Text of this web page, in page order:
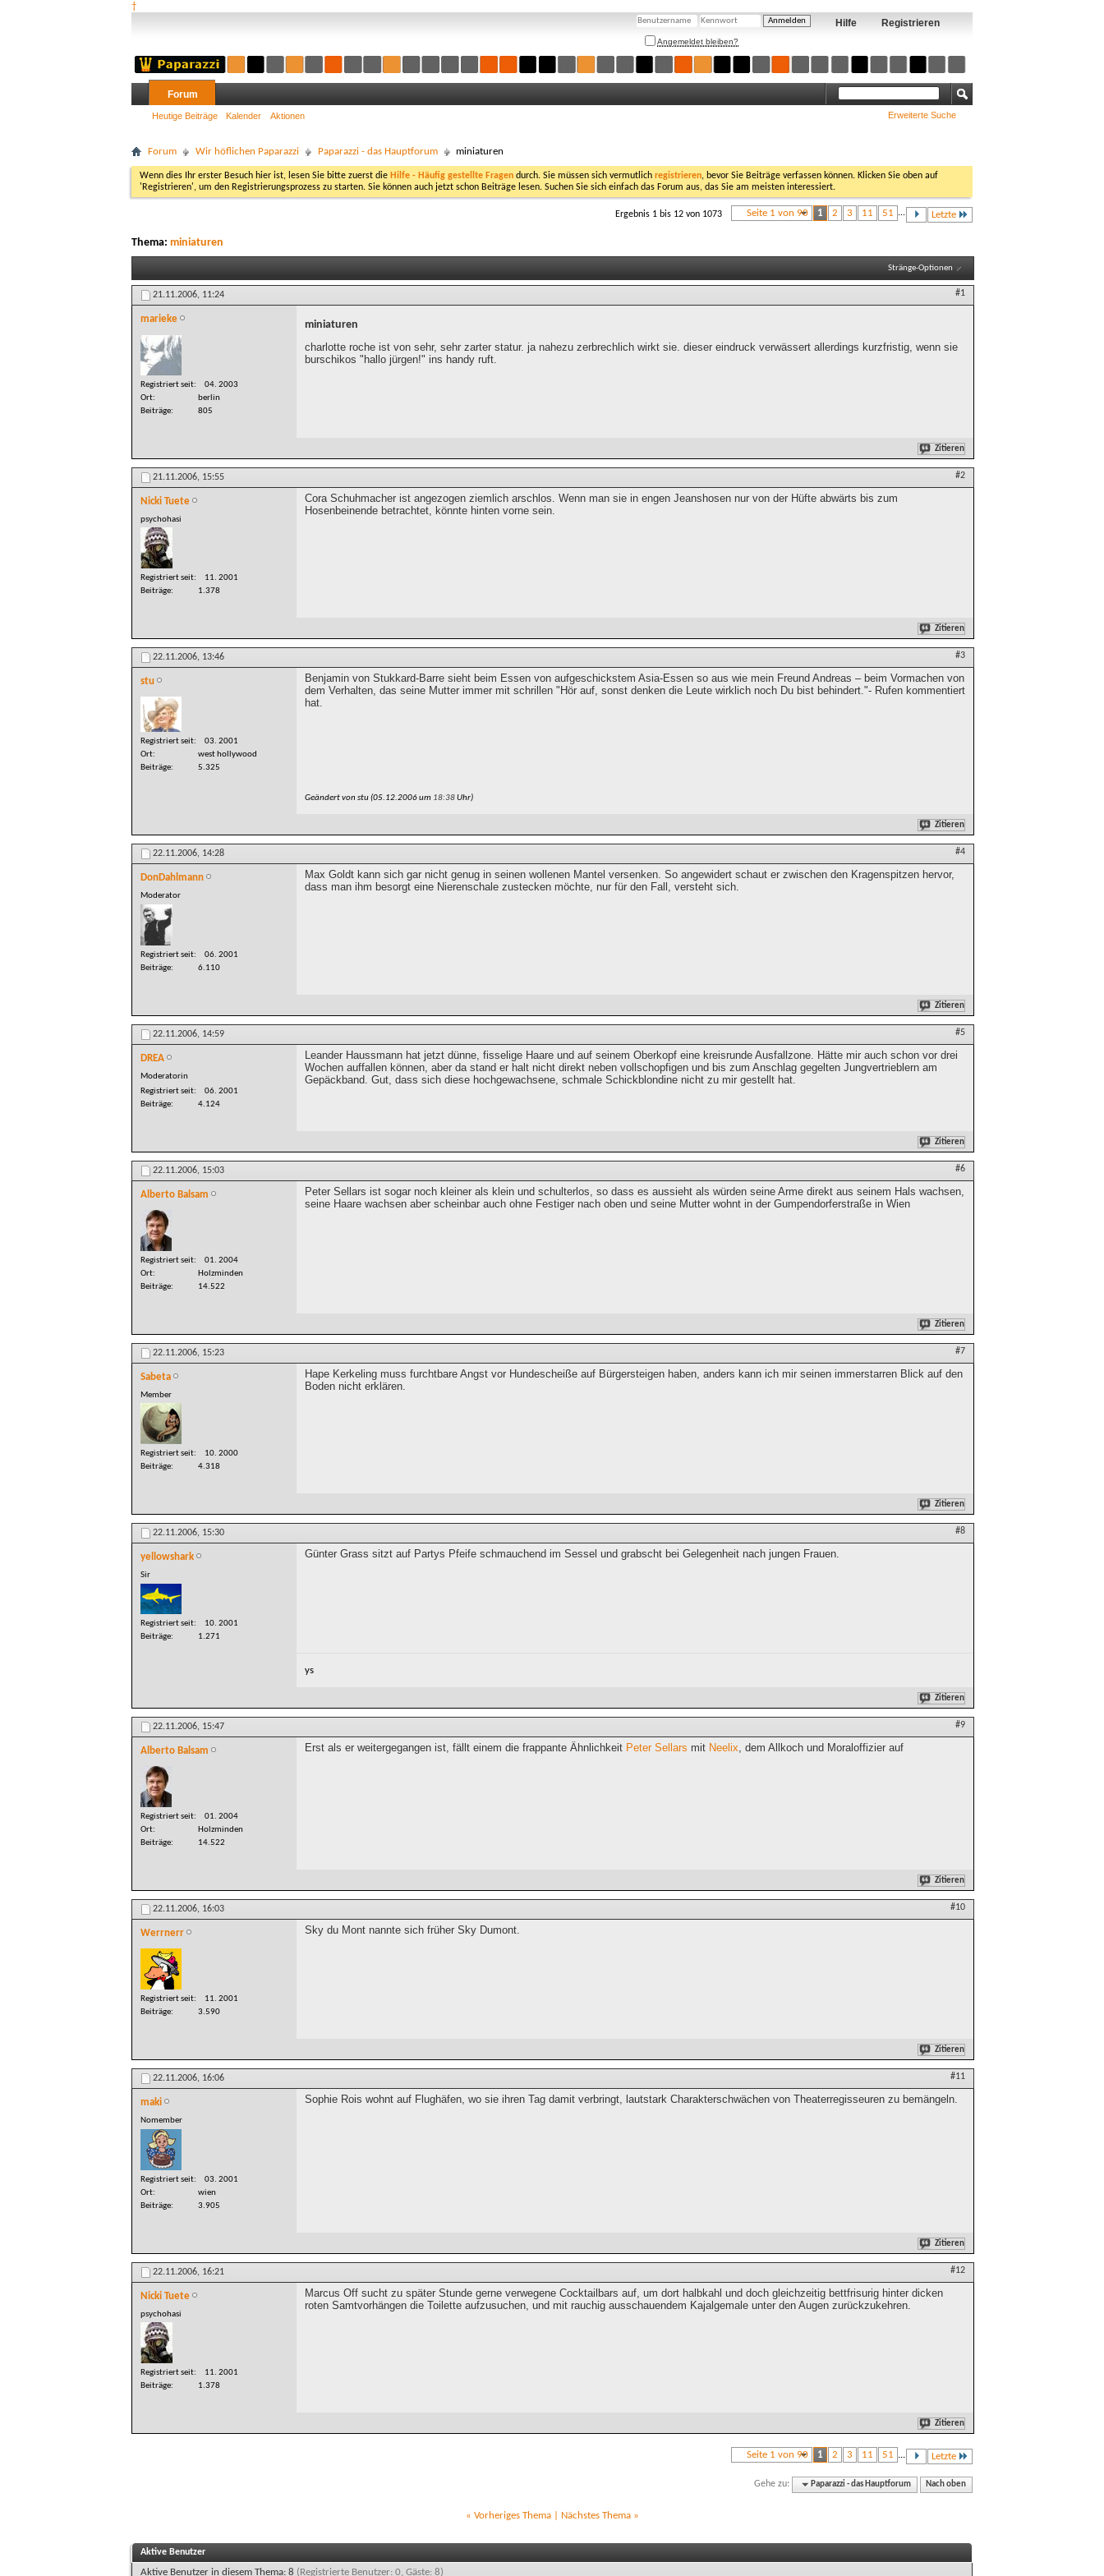
†
Registrieren
Hilfe
Angemeldet bleiben?
Forum
Heutige Beiträge Kalender Aktionen Erweiterte Suche
Forum Wir höflichen Paparazzi Paparazzi - das Hauptforum miniaturen
Wenn dies Ihr erster Besuch hier ist, lesen Sie bitte zuerst die Hilfe - Häufig gestellte Fragen durch. Sie müssen sich vermutlich registrieren, bevor Sie Beiträge verfassen können. Klicken Sie oben auf
'Registrieren', um den Registrierungsprozess zu starten. Sie können auch jetzt schon Beiträge lesen. Suchen Sie sich einfach das Forum aus, das Sie am meisten interessiert.
Seite 1 von 90 1 2 3 11 51 ... Letzte
Ergebnis 1 bis 12 von 1073
Thema: miniaturen
Stränge-Optionen
21.11.2006, 11:24 #1
marieke
Registriert seit
04. 2003
Ort
berlin
Beiträge
805
miniaturen
charlotte roche ist von sehr, sehr zarter statur. ja nahezu zerbrechlich wirkt sie. dieser eindruck verwässert allerdings kurzfristig, wenn sie
burschikos "hallo jürgen!" ins handy ruft.
Zitieren
21.11.2006, 15:55 #2
Nicki Tuete
psychohasi
Registriert seit
11. 2001
Beiträge
1.378
Cora Schuhmacher ist angezogen ziemlich arschlos. Wenn man sie in engen Jeanshosen nur von der Hüfte abwärts bis zum
Hosenbeinende betrachtet, könnte hinten vorne sein.
Zitieren
22.11.2006, 13:46 #3
stu
Registriert seit
03. 2001
Ort
west hollywood
Beiträge
5.325
Benjamin von Stukkard-Barre sieht beim Essen von aufgeschickstem Asia-Essen so aus wie mein Freund Andreas – beim Vormachen von
dem Verhalten, das seine Mutter immer mit schrillen "Hör auf, sonst denken die Leute wirklich noch Du bist behindert."- Rufen kommentiert
hat.
Geändert von stu (05.12.2006 um 18:38Uhr)
Zitieren
22.11.2006, 14:28 #4
DonDahlmann
Moderator
Registriert seit
06. 2001
Beiträge
6.110
Max Goldt kann sich gar nicht genug in seinen wollenen Mantel versenken. So angewidert schaut er zwischen den Kragenspitzen hervor,
dass man ihm besorgt eine Nierenschale zustecken möchte, nur für den Fall, versteht sich.
Zitieren
22.11.2006, 14:59 #5
DREA
Moderatorin
Registriert seit
06. 2001
Beiträge
4.124
Leander Haussmann hat jetzt dünne, fisselige Haare und auf seinem Oberkopf eine kreisrunde Ausfallzone. Hätte mir auch schon vor drei
Wochen auffallen können, aber da stand er halt nicht direkt neben vollschopfigen und bis zum Anschlag gegelten Jungvertrieblern am
Gepäckband. Gut, dass sich diese hochgewachsene, schmale Schickblondine nicht zu mir gestellt hat.
Zitieren
22.11.2006, 15:03 #6
Alberto Balsam
Registriert seit
01. 2004
Ort
Holzminden
Beiträge
14.522
Peter Sellars ist sogar noch kleiner als klein und schulterlos, so dass es aussieht als würden seine Arme direkt aus seinem Hals wachsen,
seine Haare wachsen aber scheinbar auch ohne Festiger nach oben und seine Mutter wohnt in der Gumpendorferstraße in Wien
Zitieren
22.11.2006, 15:23 #7
Sabeta
Member
Registriert seit
10. 2000
Beiträge
4.318
Hape Kerkeling muss furchtbare Angst vor Hundescheiße auf Bürgersteigen haben, anders kann ich mir seinen immerstarren Blick auf den
Boden nicht erklären.
Zitieren
22.11.2006, 15:30 #8
yellowshark
Sir
Registriert seit
10. 2001
Beiträge
1.271
Günter Grass sitzt auf Partys Pfeife schmauchend im Sessel und grabscht bei Gelegenheit nach jungen Frauen.
ys
Zitieren
22.11.2006, 15:47 #9
Alberto Balsam
Registriert seit
01. 2004
Ort
Holzminden
Beiträge
14.522
Erst als er weitergegangen ist, fällt einem die frappante Ähnlichkeit Peter Sellars mit Neelix , dem Allkoch und Moraloffizier auf
Zitieren
22.11.2006, 16:03 #10
Werrnerr
Registriert seit
11. 2001
Beiträge
3.590
Sky du Mont nannte sich früher Sky Dumont.
Zitieren
22.11.2006, 16:06 #11
maki
Nomember
Registriert seit
03. 2001
Ort
wien
Beiträge
3.905
Sophie Rois wohnt auf Flughäfen, wo sie ihren Tag damit verbringt, lautstark Charakterschwächen von Theaterregisseuren zu bemängeln.
Zitieren
22.11.2006, 16:21 #12
Nicki Tuete
psychohasi
Registriert seit
11. 2001
Beiträge
1.378
Marcus Off sucht zu später Stunde gerne verwegene Cocktailbars auf, um dort halbkahl und doch gleichzeitig bettfrisurig hinter dicken
roten Samtvorhängen die Toilette aufzusuchen, und mit rauchig ausschauendem Kajalgemale unter den Augen zurückzukehren.
Zitieren
Seite 1 von 90 1 2 3 11 51 ... Letzte
Gehe zu: Paparazzi - das Hauptforum Nach oben
« Vorheriges Thema| Nächstes Thema »
Aktive Benutzer
Aktive Benutzer in diesem Thema: 8 (Registrierte Benutzer: 0, Gäste: 8)